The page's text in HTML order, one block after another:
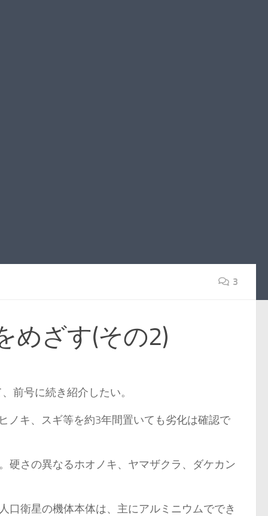
3
めざす(その2)
前号に続き紹介したい。
ノキ、スギ等を約3年間置いても劣化は確認で
硬さの異なるホオノキ、ヤマザクラ、ダケカン
口衛星の機体本体は、主にアルミニウムででき